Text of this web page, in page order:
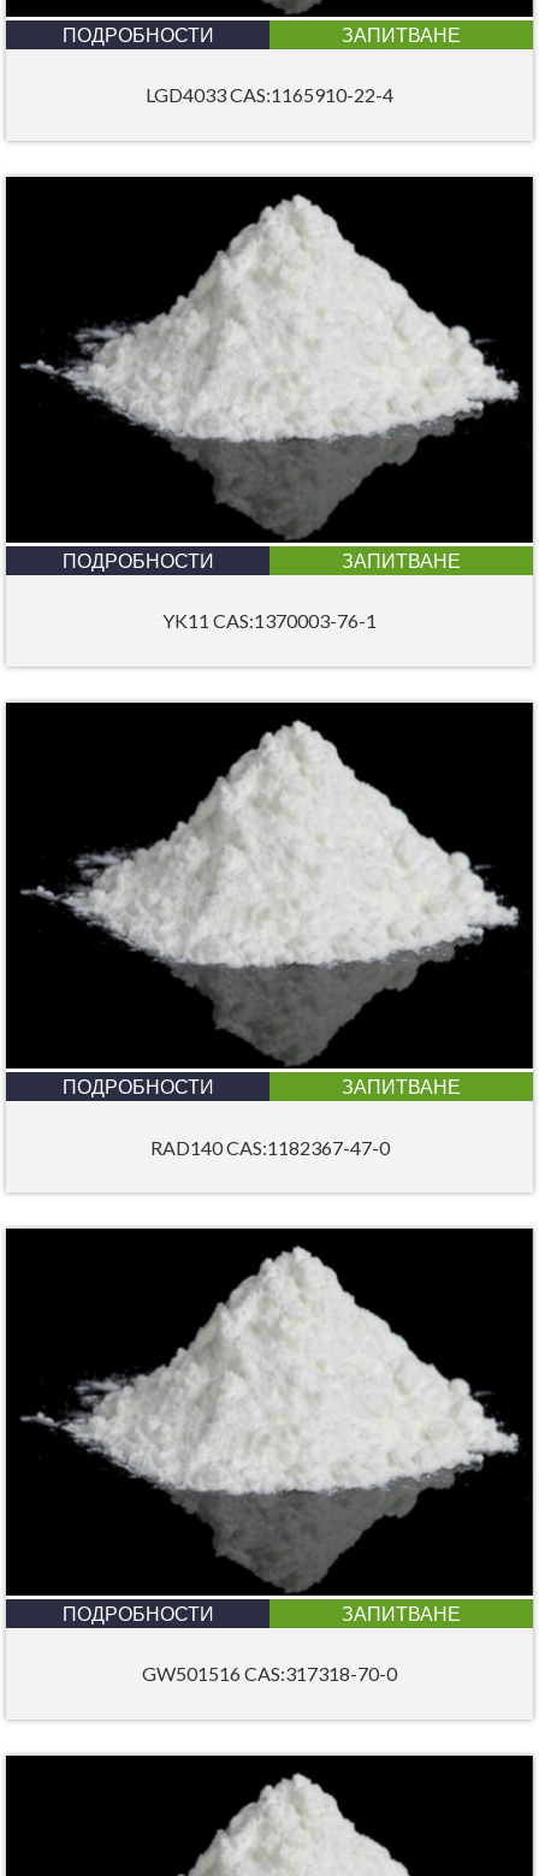
ПОДРОБНОСТИ ЗАПИТВАНЕ
LGD4033 CAS:1165910-22-4
ПОДРОБНОСТИ ЗАПИТВАНЕ
YK11 CAS:1370003-76-1
ПОДРОБНОСТИ ЗАПИТВАНЕ
RAD140 CAS:1182367-47-0
ПОДРОБНОСТИ ЗАПИТВАНЕ
GW501516 CAS:317318-70-0